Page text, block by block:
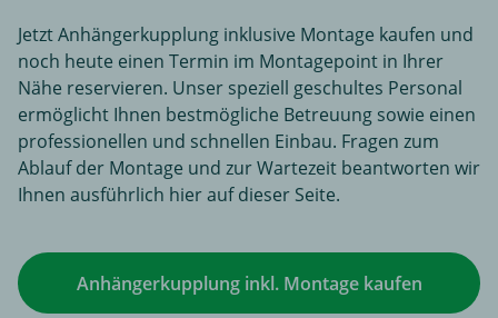
Jetzt Anhängerkupplung inklusive Montage kaufen und
noch heute einen Termin im Montagepoint in Ihrer
Nähe reservieren. Unser speziell geschultes Personal
ermöglicht Ihnen bestmögliche Betreuung sowie einen
professionellen und schnellen Einbau. Fragen zum
Ablauf der Montage und zur Wartezeit beantworten wir
Ihnen ausführlich hier auf dieser Seite.
Anhängerkupplung inkl. Montage kaufen